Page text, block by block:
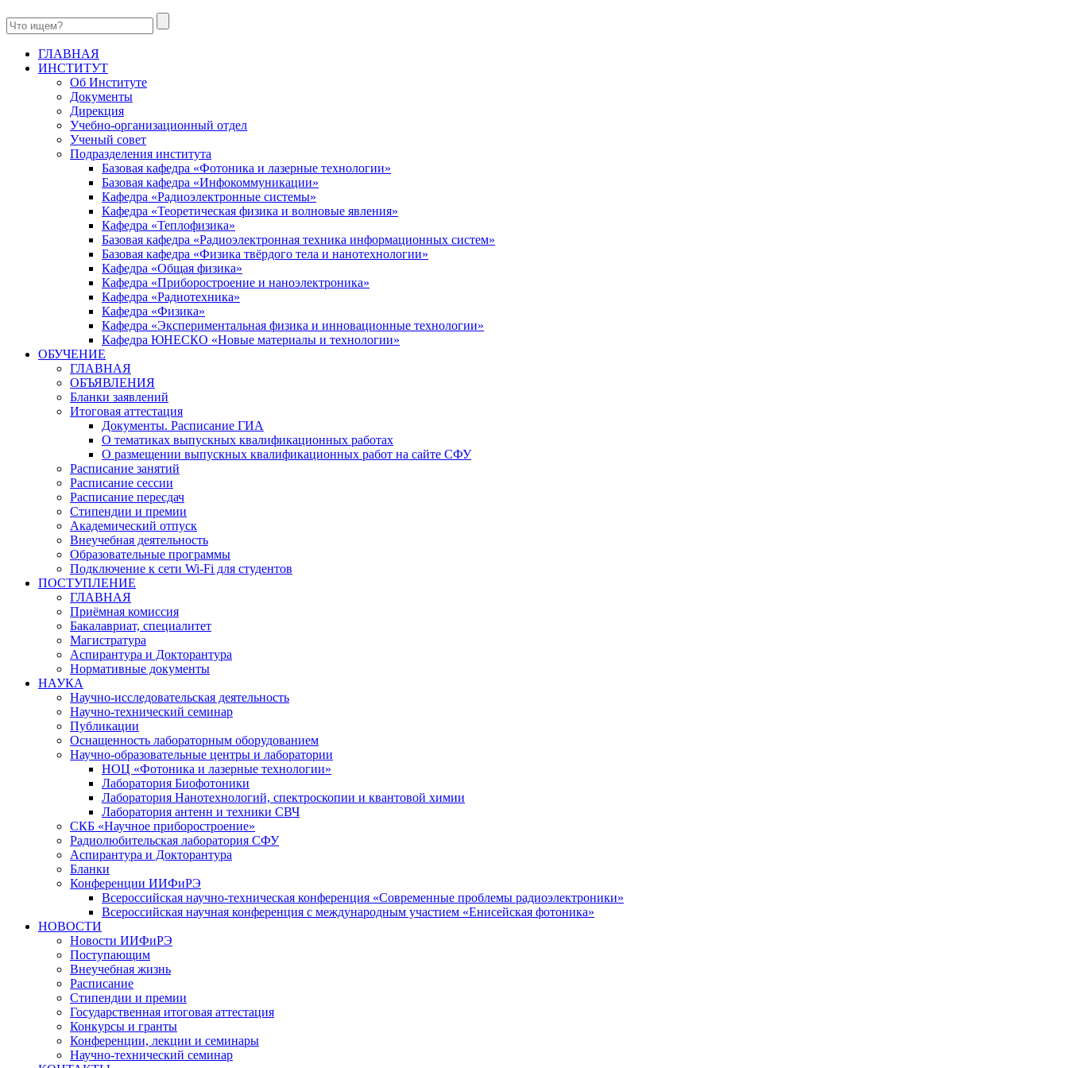
ГЛАВНАЯ
ИНСТИТУТ
Об Институте
Документы
Дирекция
Учебно-организационный отдел
Ученый совет
Подразделения института
Базовая кафедра «Фотоника и лазерные технологии»
Базовая кафедра «Инфокоммуникации»
Кафедра «Радиоэлектронные системы»
Кафедра «Теоретическая физика и волновые явления»
Кафедра «Теплофизика»
Базовая кафедра «Радиоэлектронная техника информационных систем»
Базовая кафедра «Физика твёрдого тела и нанотехнологии»
Кафедра «Общая физика»
Кафедра «Приборостроение и наноэлектроника»
Кафедра «Радиотехника»
Кафедра «Физика»
Кафедра «Экспериментальная физика и инновационные технологии»
Кафедра ЮНЕСКО «Новые материалы и технологии»
ОБУЧЕНИЕ
ГЛАВНАЯ
ОБЪЯВЛЕНИЯ
Бланки заявлений
Итоговая аттестация
Документы. Расписание ГИА
О тематиках выпускных квалификационных работах
О размещении выпускных квалификационных работ на сайте СФУ
Расписание занятий
Расписание сессии
Расписание пересдач
Стипендии и премии
Академический отпуск
Внеучебная деятельность
Образовательные программы
Подключение к сети Wi-Fi для студентов
ПОСТУПЛЕНИЕ
ГЛАВНАЯ
Приёмная комиссия
Бакалавриат, специалитет
Магистратура
Аспирантура и Докторантура
Нормативные документы
НАУКА
Научно-исследовательская деятельность
Научно-технический семинар
Публикации
Оснащенность лабораторным оборудованием
Научно-образовательные центры и лаборатории
НОЦ «Фотоника и лазерные технологии»
Лаборатория Биофотоники
Лаборатория Нанотехнологий, спектроскопии и квантовой химии
Лаборатория антенн и техники СВЧ
СКБ «Научное приборостроение»
Радиолюбительская лаборатория СФУ
Аспирантура и Докторантура
Бланки
Конференции ИИФиРЭ
Всероссийская научно-техническая конференция «Современные проблемы радиоэлектроники»
Всероссийская научная конференция с международным участием «Енисейская фотоника»
НОВОСТИ
Новости ИИФиРЭ
Поступающим
Внеучебная жизнь
Расписание
Стипендии и премии
Государственная итоговая аттестация
Конкурсы и гранты
Конференции, лекции и семинары
Научно-технический семинар